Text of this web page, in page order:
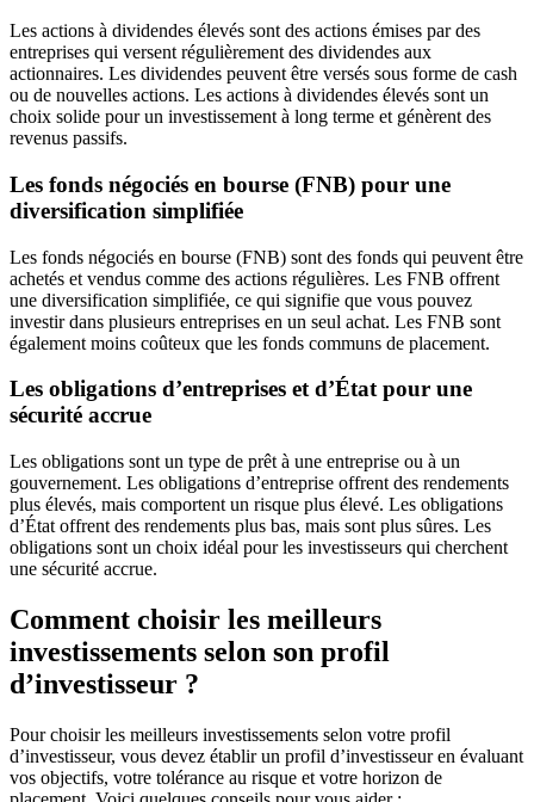
Les actions à dividendes élevés sont des actions émises par des
entreprises qui versent régulièrement des dividendes aux
actionnaires. Les dividendes peuvent être versés sous forme de cash
ou de nouvelles actions. Les actions à dividendes élevés sont un
choix solide pour un investissement à long terme et génèrent des
revenus passifs.
Les fonds négociés en bourse (FNB) pour une
diversification simplifiée
Les fonds négociés en bourse (FNB) sont des fonds qui peuvent être
achetés et vendus comme des actions régulières. Les FNB offrent
une diversification simplifiée, ce qui signifie que vous pouvez
investir dans plusieurs entreprises en un seul achat. Les FNB sont
également moins coûteux que les fonds communs de placement.
Les obligations d’entreprises et d’État pour une
sécurité accrue
Les obligations sont un type de prêt à une entreprise ou à un
gouvernement. Les obligations d’entreprise offrent des rendements
plus élevés, mais comportent un risque plus élevé. Les obligations
d’État offrent des rendements plus bas, mais sont plus sûres. Les
obligations sont un choix idéal pour les investisseurs qui cherchent
une sécurité accrue.
Comment choisir les meilleurs
investissements selon son profil
d’investisseur ?
Pour choisir les meilleurs investissements selon votre profil
d’investisseur, vous devez établir un profil d’investisseur en évaluant
vos objectifs, votre tolérance au risque et votre horizon de